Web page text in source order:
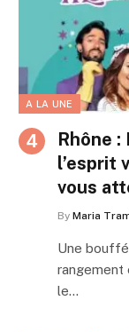
A LA UNE
Rhône :
l’esprit
vous
By Maria
Une
rangement
le…